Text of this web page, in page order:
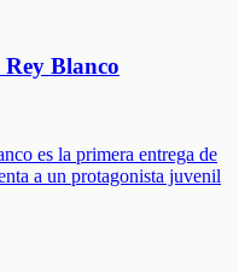
Blanco
es la primera entrega de
a un protagonista juvenil